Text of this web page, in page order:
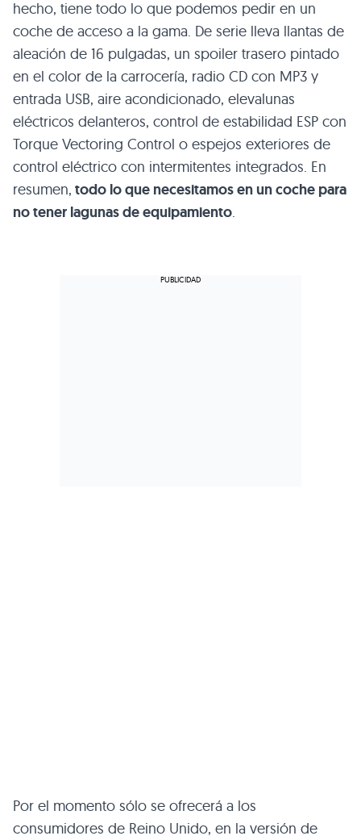
hecho, tiene todo lo que podemos pedir en un
coche de acceso a la gama. De serie lleva llantas de
aleación de 16 pulgadas, un spoiler trasero pintado
en el color de la carrocería, radio CD con MP3 y
entrada USB, aire acondicionado, elevalunas
eléctricos delanteros, control de estabilidad ESP con
Torque Vectoring Control o espejos exteriores de
control eléctrico con intermitentes integrados. En
resumen, todo lo que necesitamos en un coche para
no tener lagunas de equipamiento.
Por el momento sólo se ofrecerá a los
consumidores de Reino Unido, en la versión de